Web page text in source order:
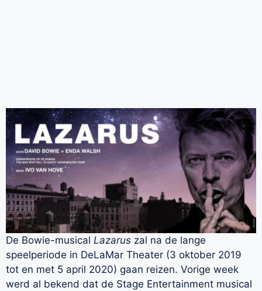
De Bowie-musical Lazarus zal na de lange
speelperiode in DeLaMar Theater (3 oktober 2019
tot en met 5 april 2020) gaan reizen. Vorige week
werd al bekend dat de Stage Entertainment musical